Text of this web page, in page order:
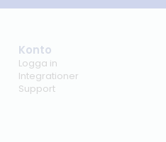
Konto
Logga in
Integrationer
Support